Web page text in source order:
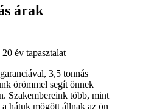
árak
év tapasztalat
3,5 tonnás
örömmel segít önnek
Szakembereink több, mint
hátuk mögött állnak az ön